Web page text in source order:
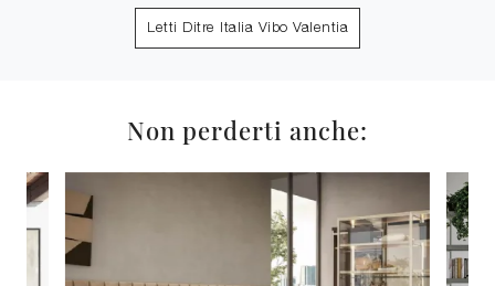
Letti Ditre Italia Vibo Valentia
Non perderti anche: